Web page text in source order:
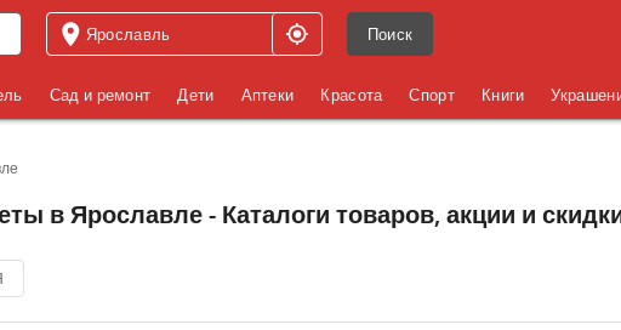
Поиск
Сад и ремонт Дети Аптеки Красота Спорт Книги
в Ярославле - Каталоги товаров, акции и